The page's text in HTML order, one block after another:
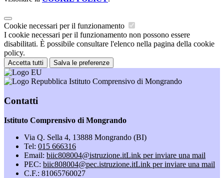
Cookie necessari per il funzionamento
I cookie necessari per il funzionamento non possono essere
disabilitati. È possibile consultare l'elenco nella pagina della cookie
policy.
Accetta tutti Salva le preferenze
Istituto Comprensivo di Mongrando
Contatti
Istituto Comprensivo di Mongrando
Via Q. Sella 4, 13888 Mongrando (BI)
Tel: 015 666316
Email: biic808004@istruzione.itLink per inviare una mail
PEC: biic808004@pec.istruzione.itLink per inviare una mail
C.F.: 81065760027